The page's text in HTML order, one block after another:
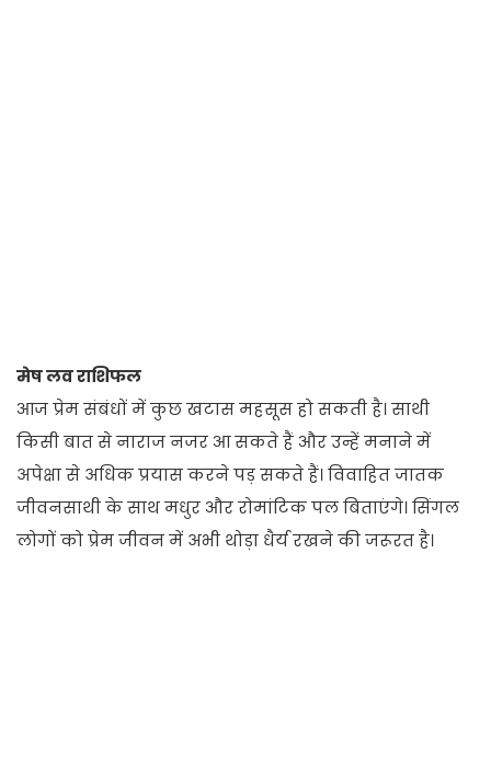
मेष लव राशिफल
आज प्रेम संबंधों में कुछ खटास महसूस हो सकती है। साथी
किसी बात से नाराज नजर आ सकते हैं और उन्हें मनाने में
अपेक्षा से अधिक प्रयास करने पड़ सकते हैं। विवाहित जातक
जीवनसाथी के साथ मधुर और रोमांटिक पल बिताएंगे। सिंगल
लोगों को प्रेम जीवन में अभी थोड़ा धैर्य रखने की जरूरत है।